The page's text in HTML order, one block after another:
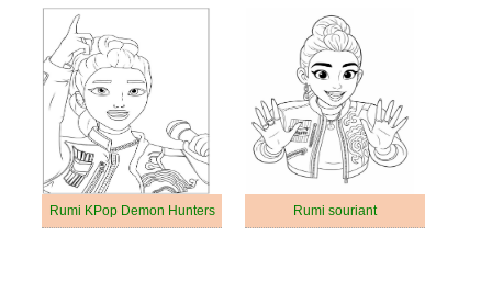
Rumi KPop Demon Hunters Rumi souriant